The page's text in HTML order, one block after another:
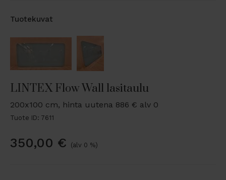
Tuotekuvat
LINTEX Flow Wall lasitaulu
200x100 cm, hinta uutena 886 € alv 0
Tuote ID: 7611
350,00 € (alv 0 %)